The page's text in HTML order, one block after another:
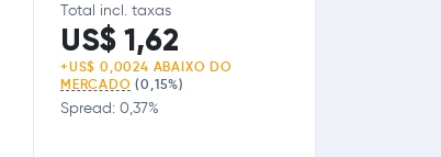
Total incl. taxas
US$ 1,62
+US$ 0,0024 ABAIXO DO
MERCADO (0,15%)
Spread: 0,37%